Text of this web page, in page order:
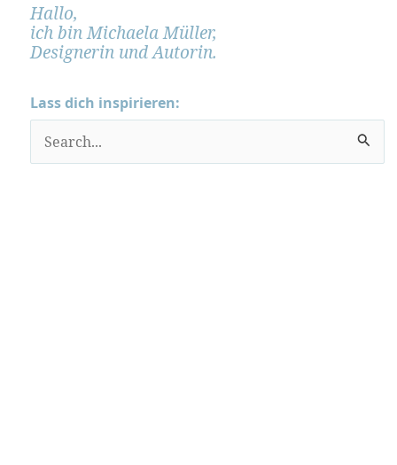
Hallo,
ich bin Michaela Müller,
Designerin und Autorin.
Lass dich inspirieren:
u